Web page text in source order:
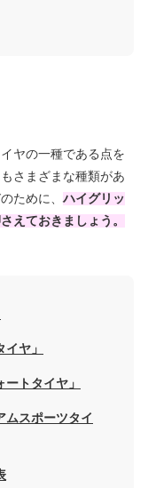
ヤの一種である点を
さまざまな種類があ
ために、ハイグリッ
えておきましょう。
ヤ」
トタイヤ」
ムスポーツタイ